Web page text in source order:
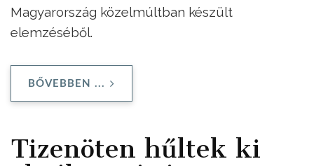
Magyarország közelmúltban készült
elemzéséből.
BŐVEBBEN ...
Tizenöten hűltek ki